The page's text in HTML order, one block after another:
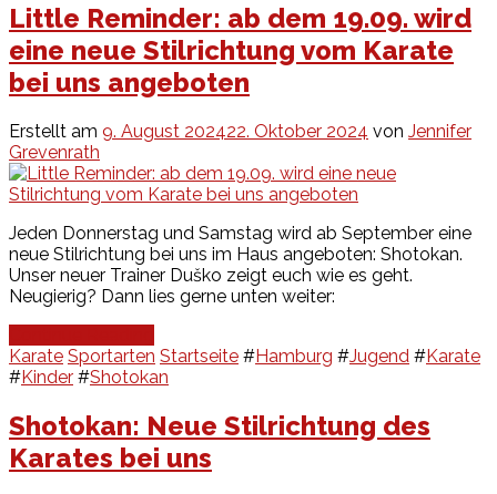
Little Reminder: ab dem 19.09. wird
eine neue Stilrichtung vom Karate
bei uns angeboten
Erstellt am 9. August 202422. Oktober 2024 von Jennifer
Grevenrath
Jeden Donnerstag und Samstag wird ab September eine
neue Stilrichtung bei uns im Haus angeboten: Shotokan.
Unser neuer Trainer Duško zeigt euch wie es geht.
Neugierig? Dann lies gerne unten weiter:
Karate Sportarten Startseite #Hamburg #Jugend #Karate
#Kinder #Shotokan
Shotokan: Neue Stilrichtung des
Karates bei uns